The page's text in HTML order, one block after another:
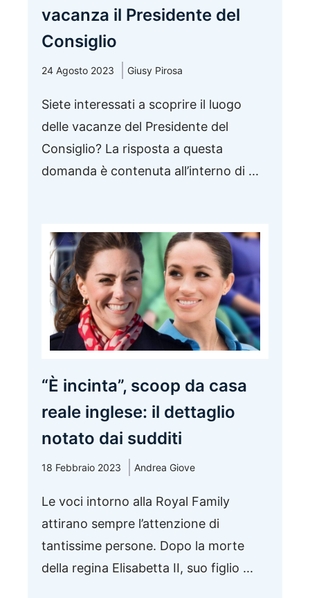
vacanza il Presidente del
Consiglio
24 Agosto 2023 Giusy Pirosa
Siete interessati a scoprire il luogo
delle vacanze del Presidente del
Consiglio? La risposta a questa
domanda è contenuta all’interno di ...
“È incinta”, scoop da casa
reale inglese: il dettaglio
notato dai sudditi
18 Febbraio 2023 Andrea Giove
Le voci intorno alla Royal Family
attirano sempre l’attenzione di
tantissime persone. Dopo la morte
della regina Elisabetta II, suo figlio ...